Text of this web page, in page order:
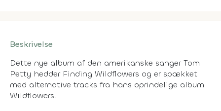
Beskrivelse
Dette nye album af den amerikanske sanger Tom
Petty hedder Finding Wildflowers og er spækket
med alternative tracks fra hans oprindelige album
Wildflowers.